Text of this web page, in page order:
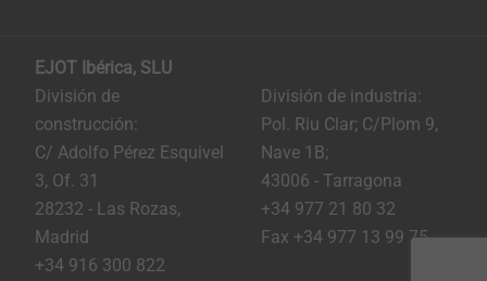
EJOT Ibérica, SLU
División de
construcción:
C/ Adolfo Pérez Esquivel
3, Of. 31
28232 - Las Rozas,
Madrid
+34 916 300 822
División de industria:
Pol. Riu Clar; C/Plom 9,
Nave 1B;
43006 - Tarragona
+34 977 21 80 32
Fax +34 977 13 99 75